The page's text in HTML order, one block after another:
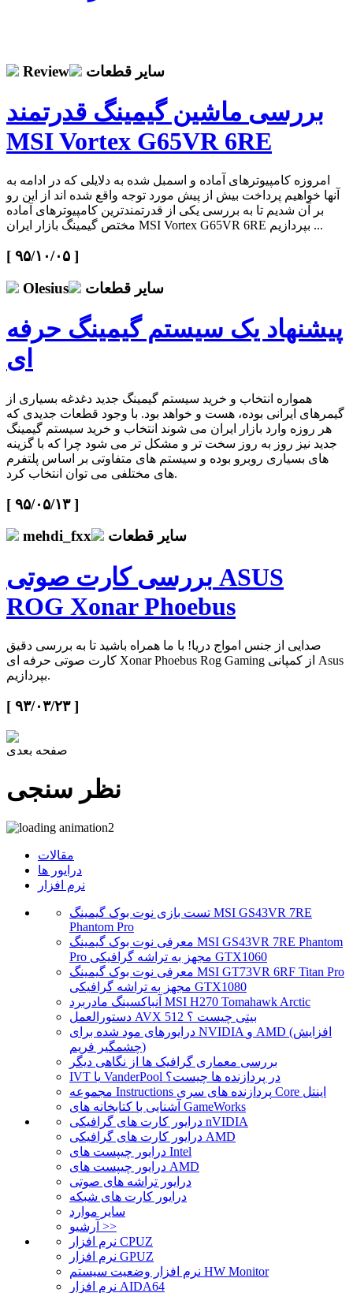
Review سایر قطعات
بررسی ماشین گیمینگ قدرتمند
MSI Vortex G65VR 6RE
امروزه کامپیوترهای آماده و اسمبل شده به دلایلی که در ادامه به
آنها خواهیم پرداخت بیش از پیش مورد توجه واقع شده اند از این رو
بر آن شدیم تا به بررسی یکی از قدرتمندترین کامپیوترهای آماده
مختص گیمینگ بازار ایران MSI Vortex G65VR 6RE بپردازیم ...
[ ۹۵/۱۰/۰۵ ]
Olesius
سایر قطعات
پیشنهاد یک سیستم گیمینگ حرفه
ای
همواره انتخاب و خرید سیستم گیمینگ جدید دغدغه بسیاری از
گیمرهای ایرانی بوده، هست و خواهد بود. با وجود قطعات جدیدی که
هر روزه وارد بازار ایران می شوند انتخاب و خرید سیستم گیمینگ
جدید نیز روز به روز سخت تر و مشکل تر می شود چرا که با گزینه
های بسیاری روبرو بوده و سیستم های متفاوتی بر اساس پلتفرم
های مختلفی می توان انتخاب کرد.
[ ۹۵/۰۵/۱۳ ]
mehdi_fxx
سایر قطعات
بررسی کارت صوتی ASUS
ROG Xonar Phoebus
صدایی از جنس امواج دریا! با ما همراه باشید تا به بررسی دقیق
کارت صوتی حرفه ای Xonar Phoebus Rog Gaming از کمپانی Asus
بپردازیم.
[ ۹۳/۰۳/۲۳ ]
صفحه بعدی
نظر سنجی
مقالات
درایور ها
نرم افزار
تست بازی نوت بوک گیمینگ MSI GS43VR 7RE
Phantom Pro
معرفی نوت بوک گیمینگ MSI GS43VR 7RE Phantom
Pro مجهز به تراشه گرافیکی GTX1060
معرفی نوت بوک گیمینگ MSI GT73VR 6RF Titan Pro
مجهز به تراشه گرافیکی GTX1080
آنباکسینگ مادربرد MSI H270 Tomahawk Arctic
دستورالعمل AVX 512 بیتی چیست ؟
درایورهای مود شده برای NVIDIA و AMD (افزایش
چشمگیر فریم)
بررسی معماری گرافیک ها از نگاهی دیگر
IVT یا VanderPool در پردازنده ها چیست؟
مجموعه Instructions پردازنده های سری Core اینتل
آشنایی با کتابخانه های GameWorks
درایور کارت های گرافیکی nVIDIA
درایور کارت های گرافیکی AMD
درایور چیپست های Intel
درایور چیپست های AMD
درایور تراشه های صوتی
درایور کارت های شبکه
سایر موارد
آرشیو >>
نرم افزار CPUZ
نرم افزار GPUZ
نرم افزار وضعیت سیستم HW Monitor
نرم افزار AIDA64